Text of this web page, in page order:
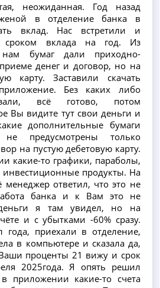
неожиданная. Год назад
в отделение банка в
вклад. Нас встретили и
сроком вклада на год. Из
нам бумаг дали приходно-
денег и договор, но на
карту. Заставили скачать
Без каких либо
всё готово, потом
Вы видите тут свои деньги и
дополнительные бумаги
предусмотрены только
на пустую дебетовую карту.
какие-то графики, параболы,
инвестиционные продукты. На
менеджер ответил, что это не
банка и к Вам это не
я там увидел, но на
и с убытками -60% сразу.
приехали в отделение,
в компьютере и сказала да,
проценты 21 вижу и срок
2025года. Я опять решил
приложении какие-то счета